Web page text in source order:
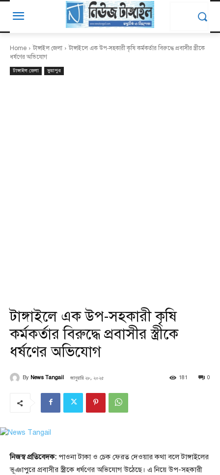
Home টাঙ্গাইল জেলা
টাঙ্গাইলে এক উপ-সহকারী কৃষি কর্মকর্তার বিরুদ্ধে প্রবাসীর স্ত্রীকে
ধর্ষণের অভিযোগ
টাঙ্গাইল জেলা ভুয়াপুর
টাঙ্গাইলে এক উপ-সহকারী কৃষি
কর্মকর্তার বিরুদ্ধে প্রবাসীর স্ত্রীকে
ধর্ষণের অভিযোগ
By News Tangail জানুয়ারি ২৮, ২০২৫ 0
181
নিজস্ব প্রতিবেদক: পাওনা টাকা ও চেক ফেরত দেওয়ার কথা বলে টাঙ্গাইলের
ভূঞাপুরে প্রবাসীর স্ত্রীকে ধর্ষণের অভিযোগ উঠেছে। এ নিয়ে উপ-সহকারী